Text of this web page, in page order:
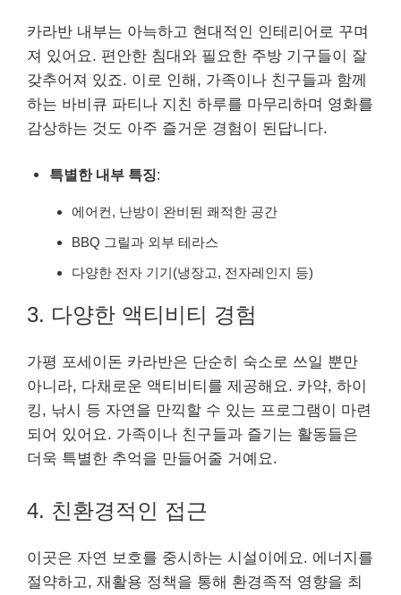
카라반 내부는 아늑하고 현대적인 인테리어로 꾸며
져 있어요. 편안한 침대와 필요한 주방 기구들이 잘
갖추어져 있죠. 이로 인해, 가족이나 친구들과 함께
하는 바비큐 파티나 지친 하루를 마무리하며 영화를
감상하는 것도 아주 즐거운 경험이 된답니다.
특별한 내부 특징:
에어컨, 난방이 완비된 쾌적한 공간
BBQ 그릴과 외부 테라스
다양한 전자 기기(냉장고, 전자레인지 등)
3. 다양한 액티비티 경험
가평 포세이돈 카라반은 단순히 숙소로 쓰일 뿐만
아니라, 다채로운 액티비티를 제공해요. 카약, 하이
킹, 낚시 등 자연을 만끽할 수 있는 프로그램이 마련
되어 있어요. 가족이나 친구들과 즐기는 활동들은
더욱 특별한 추억을 만들어줄 거예요.
4. 친환경적인 접근
이곳은 자연 보호를 중시하는 시설이에요. 에너지를
절약하고, 재활용 정책을 통해 환경족적 영향을 최